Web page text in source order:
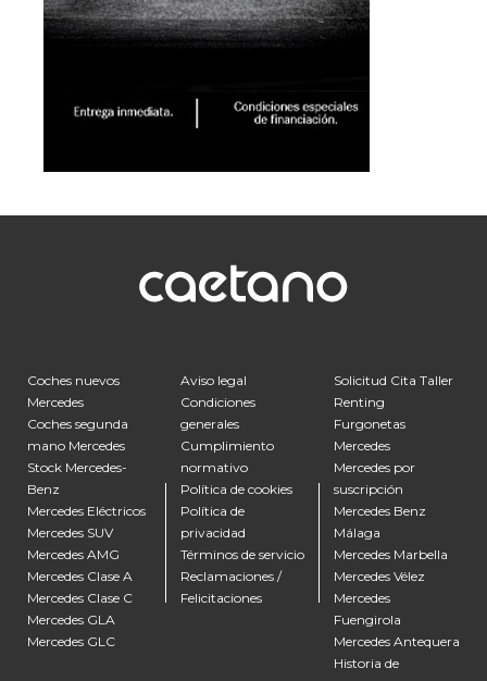
Coches nuevos
Mercedes
Coches segunda
mano Mercedes
Stock Mercedes-
Benz
Mercedes Eléctricos
Mercedes SUV
Mercedes AMG
Mercedes Clase A
Mercedes Clase C
Mercedes GLA
Mercedes GLC
Aviso legal
Condiciones
generales
Cumplimiento
normativo
Política de cookies
Política de
privacidad
Términos de servicio
Reclamaciones /
Felicitaciones
Solicitud Cita Taller
Renting
Furgonetas
Mercedes
Mercedes por
suscripción
Mercedes Benz
Málaga
Mercedes Marbella
Mercedes Vélez
Mercedes
Fuengirola
Mercedes Antequera
Historia de